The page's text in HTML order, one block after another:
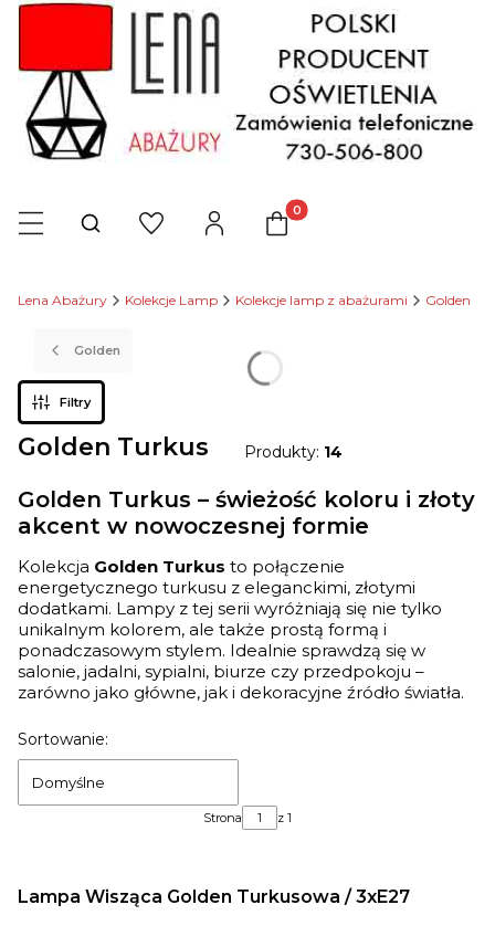
Otwórz wyszukiwarkę Produkty w koszyku: 0.
Lena Abażury Kolekcje Lamp Kolekcje lamp z abażurami Golden
Golden
Filtry
Golden Turkus Produkty: 14
Golden Turkus – świeżość koloru i złoty
akcent w nowoczesnej formie
Kolekcja Golden Turkus to połączenie
energetycznego turkusu z eleganckimi, złotymi
dodatkami. Lampy z tej serii wyróżniają się nie tylko
unikalnym kolorem, ale także prostą formą i
ponadczasowym stylem. Idealnie sprawdzą się w
salonie, jadalni, sypialni, biurze czy przedpokoju –
zarówno jako główne, jak i dekoracyjne źródło światła.
Lista produktów
Sortowanie:
Domyślne
Strona z 1
Lampa Wisząca Golden Turkusowa / 3xE27